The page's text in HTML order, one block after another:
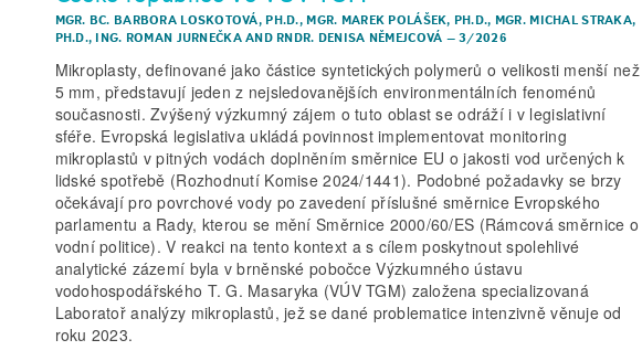
MGR. BC. BARBORA LOSKOTOVÁ, PH.D., MGR. MAREK POLÁŠEK, PH.D., MGR. MICHAL STRAKA,
PH.D., ING. ROMAN JURNEČKAAND RNDR. DENISA NĚMEJCOVÁ –3/2026
Mikroplasty, definované jako částice syntetických polymerů o velikosti menší než
5 mm, představují jeden z nejsledovanějších environmentálních fenoménů
současnosti. Zvýšený výzkumný zájem o tuto oblast se odráží i v legislativní
sféře. Evropská legislativa ukládá povinnost implementovat monitoring
mikroplastů v pitných vodách doplněním směrnice EU o jakosti vod určených k
lidské spotřebě (Rozhodnutí Komise 2024/1441). Podobné požadavky se brzy
očekávají pro povrchové vody po zavedení příslušné směrnice Evropského
parlamentu a Rady, kterou se mění Směrnice 2000/60/ES (Rámcová směrnice o
vodní politice). V reakci na tento kontext a s cílem poskytnout spolehlivé
analytické zázemí byla v brněnské pobočce Výzkumného ústavu
vodohospodářského T. G. Masaryka (VÚV TGM) založena specializovaná
Laboratoř analýzy mikroplastů, jež se dané problematice intenzivně věnuje od
roku 2023.